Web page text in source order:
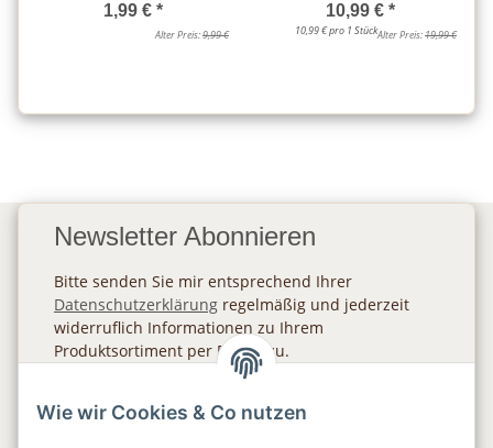
1,99 € *
Alter Preis:9,99 €
10,99 € *
10,99 € pro 1 StückAlter Preis:19,99 €
Newsletter Abonnieren
Bitte senden Sie mir entsprechend Ihrer
Datenschutzerklärung regelmäßig und jederzeit
widerruflich Informationen zu Ihrem
Produktsortiment per E-Mail zu.
Wie wir Cookies & Co nutzen